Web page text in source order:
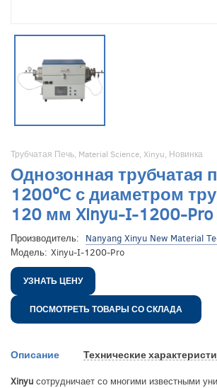
Трубчатая Печь, Material Science, Xinyu, Новинка
Однозонная трубчатая
1200ºС с диаметром
120 мм Xinyu-I-1200-Pro
Производитель:
Nanyang Xinyu New Material
Модель: Xinyu-I-1200-Pro
УЗНАТЬ ЦЕНУ
ПОСМОТРЕТЬ ТОВАРЫ СО СКЛАДА
Описание Технические
Xinyu сотрудничает со многими известными